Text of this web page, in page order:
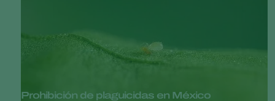
Prohibición de plaguicidas en México